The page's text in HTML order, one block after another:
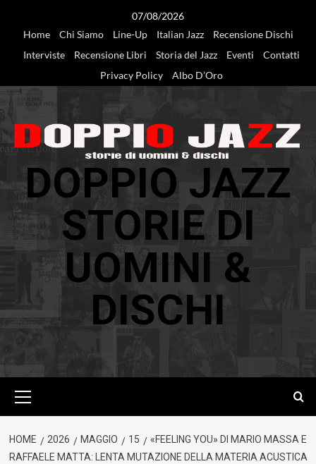
07/08/2026
Home
Chi Siamo Line-Up Italian Jazz
Recensione Dischi
Interviste
Recensione Libri Storia del Jazz Eventi
Contatti
Privacy Policy
Albo D’Oro
DOPPIO JAZZ
STORIE DI
UOMINI &
DISCHI
principale
HOME 2026 MAGGIO 15
«FEELING YOU» DI MARIO MASSA E
RAFFAELE MATTA: LENTA MUTAZIONE DELLA MATERIA ACUSTICA